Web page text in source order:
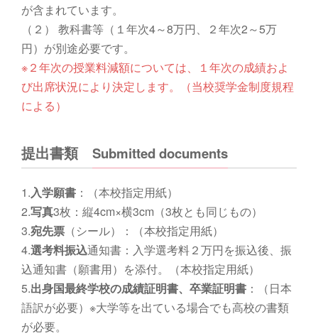
が含まれています。
（２） 教科書等（１年次4～8万円、２年次2～5万
円）が別途必要です。
※２年次の授業料減額については、１年次の成績およ
び出席状況により決定します。（当校奨学金制度規程
による）
提出書類 Submitted documents
1.入学願書 ：（本校指定用紙）
2.写真3枚：縦4cm×横3cm（3枚とも同じもの）
3.宛先票 （シール）：（本校指定用紙）
4.選考料振込通知書：入学選考料２万円を振込後、振
込通知書（願書用）を添付。（本校指定用紙）
5.出身国最終学校の成績証明書、卒業証明書 ：（日本
語訳が必要）※大学等を出ている場合でも高校の書類
が必要。